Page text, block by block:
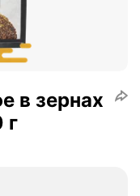
в зернах
г